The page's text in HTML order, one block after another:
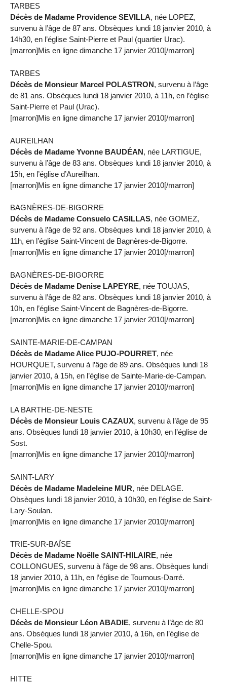
TARBES
Décès de Madame Providence SEVILLA, née LOPEZ,
survenu à l’âge de 87 ans. Obsèques lundi 18 janvier 2010, à
14h30, en l’église Saint-Pierre et Paul (quartier Urac).
[marron]Mis en ligne dimanche 17 janvier 2010[/marron]
TARBES
Décès de Monsieur Marcel POLASTRON, survenu à l’âge
de 81 ans. Obsèques lundi 18 janvier 2010, à 11h, en l’église
Saint-Pierre et Paul (Urac).
[marron]Mis en ligne dimanche 17 janvier 2010[/marron]
AUREILHAN
Décès de Madame Yvonne BAUDÉAN, née LARTIGUE,
survenu à l’âge de 83 ans. Obsèques lundi 18 janvier 2010, à
15h, en l’église d’Aureilhan.
[marron]Mis en ligne dimanche 17 janvier 2010[/marron]
BAGNÈRES-DE-BIGORRE
Décès de Madame Consuelo CASILLAS, née GOMEZ,
survenu à l’âge de 92 ans. Obsèques lundi 18 janvier 2010, à
11h, en l’église Saint-Vincent de Bagnères-de-Bigorre.
[marron]Mis en ligne dimanche 17 janvier 2010[/marron]
BAGNÈRES-DE-BIGORRE
Décès de Madame Denise LAPEYRE, née TOUJAS,
survenu à l’âge de 82 ans. Obsèques lundi 18 janvier 2010, à
10h, en l’église Saint-Vincent de Bagnères-de-Bigorre.
[marron]Mis en ligne dimanche 17 janvier 2010[/marron]
SAINTE-MARIE-DE-CAMPAN
Décès de Madame Alice PUJO-POURRET, née
HOURQUET, survenu à l’âge de 89 ans. Obsèques lundi 18
janvier 2010, à 15h, en l’église de Sainte-Marie-de-Campan.
[marron]Mis en ligne dimanche 17 janvier 2010[/marron]
LA BARTHE-DE-NESTE
Décès de Monsieur Louis CAZAUX, survenu à l’âge de 95
ans. Obsèques lundi 18 janvier 2010, à 10h30, en l’église de
Sost.
[marron]Mis en ligne dimanche 17 janvier 2010[/marron]
SAINT-LARY
Décès de Madame Madeleine MUR, née DELAGE.
Obsèques lundi 18 janvier 2010, à 10h30, en l’église de Saint-
Lary-Soulan.
[marron]Mis en ligne dimanche 17 janvier 2010[/marron]
TRIE-SUR-BAÏSE
Décès de Madame Noëlle SAINT-HILAIRE, née
COLLONGUES, survenu à l’âge de 98 ans. Obsèques lundi
18 janvier 2010, à 11h, en l’église de Tournous-Darré.
[marron]Mis en ligne dimanche 17 janvier 2010[/marron]
CHELLE-SPOU
Décès de Monsieur Léon ABADIE, survenu à l’âge de 80
ans. Obsèques lundi 18 janvier 2010, à 16h, en l’église de
Chelle-Spou.
[marron]Mis en ligne dimanche 17 janvier 2010[/marron]
HITTE